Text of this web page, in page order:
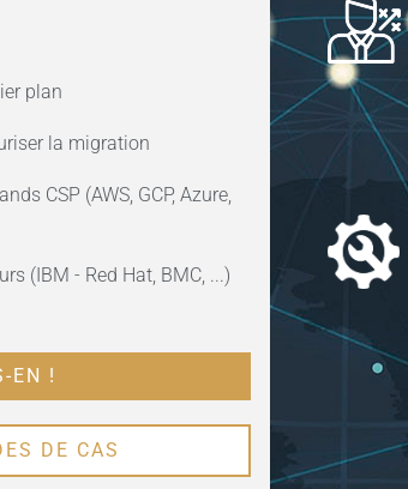
plan
la migration
CSP (AWS, GCP, Azure,
(IBM - Red Hat, BMC, ...)
EN !
DE CAS